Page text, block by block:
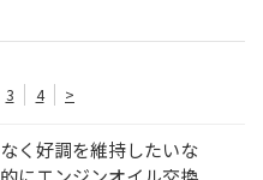
3 4 >
く好調を維持したいな